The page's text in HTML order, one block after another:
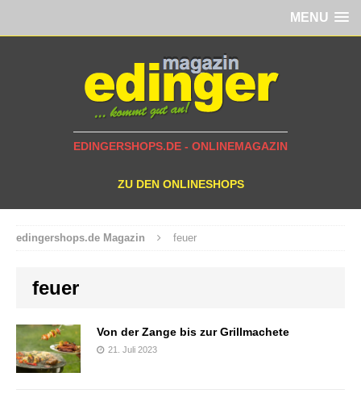
MENU
EDINGERSHOPS.DE - ONLINEMAGAZIN
ZU DEN ONLINESHOPS
edingershops.de Magazin feuer
feuer
Von der Zange bis zur Grillmachete
21. Juli 2023